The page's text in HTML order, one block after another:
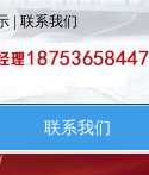
联系我们
联系我们